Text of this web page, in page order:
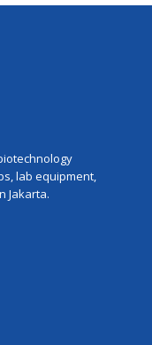
lab equipment,
Jakarta.